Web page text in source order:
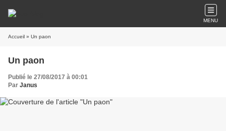
MENU
Accueil » Un paon
Un paon
Publié le 27/08/2017 à 00:01
Par Janus